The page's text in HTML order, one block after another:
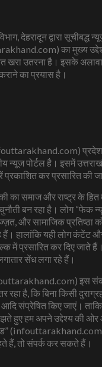
देहरादून द्वारा सूचीबद्ध
का मुख्य
खरा उतरना है। इसके
का प्रयास है।
न्यूज पोर्टल है। इसमें
कर प्रसारित की
का समाज और राष्ट्र के
बन रहा है। लोग “फेक
और सामाजिक प्रतिष्ठा
हालांकि यही लोग कंटेंट
में प्रसारित कर दिए जाते
सेंध लगा रहे हैं।
इस
रहा है, कि बिना किसी
संप्रेषित किए जाएं।
हुए हम अपने उद्देश्य की
हैं, तो संपर्क कर सकते हैं।